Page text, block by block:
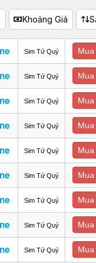
Khoảng Giá
Sim Tứ Quý
Sim Tứ Quý
Sim Tứ Quý
Sim Tứ Quý
Sim Tứ Quý
Sim Tứ Quý
Sim Tứ Quý
Sim Tứ Quý
Sim Tứ Quý